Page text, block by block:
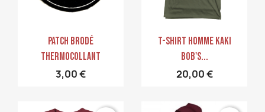
Aperçu rapide
PATCH Brodé
Thermocollant
3,00 €
Aperçu rapide
T-Shirt Homme Kaki
Bob's...
20,00 €